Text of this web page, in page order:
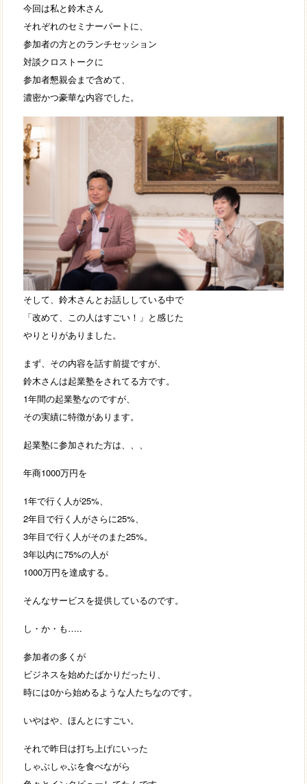
今回は私と鈴木さん
それぞれのセミナーパートに、
参加者の方とのランチセッション
対談クロストークに
参加者懇親会まで含めて、
濃密かつ豪華な内容でした。
そして、鈴木さんとお話ししている中で
「改めて、この人はすごい！」と感じた
やりとりがありました。
まず、その内容を話す前提ですが、
鈴木さんは起業塾をされてる方です。
1年間の起業塾なのですが、
その実績に特徴があります。
起業塾に参加された方は、、、
年商1000万円を
1年で行く人が25%、
2年目で行く人がさらに25%、
3年目で行く人がそのまた25%。
3年以内に75%の人が
1000万円を達成する。
そんなサービスを提供しているのです。
し・か・も…..
参加者の多くが
ビジネスを始めたばかりだったり、
時には0から始めるような人たちなのです。
いやはや、ほんとにすごい。
それで昨日は打ち上げにいった
しゃぶしゃぶを食べながら